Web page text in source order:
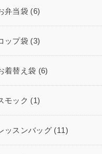
弁当袋 (6)
ップ袋 (3)
着替え袋 (6)
モック (1)
ッスンバッグ (11)